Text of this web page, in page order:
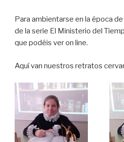
Para ambientarse en la época
de la serie El Ministerio del
que podéis ver on line.
Aquí van nuestros retratos